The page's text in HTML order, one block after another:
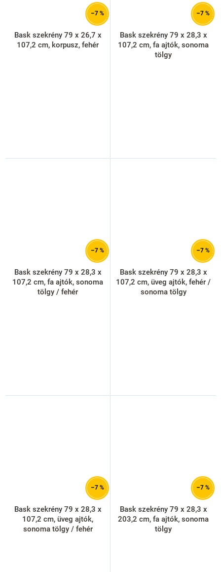
–7 %
Bask szekrény 79 x 26,7 x
107,2 cm, korpusz, fehér
–7 %
Bask szekrény 79 x 28,3 x
107,2 cm, fa ajtók, sonoma
tölgy
–7 %
Bask szekrény 79 x 28,3 x
107,2 cm, fa ajtók, sonoma
tölgy / fehér
–7 %
Bask szekrény 79 x 28,3 x
107,2 cm, üveg ajtók, fehér /
sonoma tölgy
–7 %
Bask szekrény 79 x 28,3 x
107,2 cm, üveg ajtók,
sonoma tölgy / fehér
–7 %
Bask szekrény 79 x 28,3 x
203,2 cm, fa ajtók, sonoma
tölgy